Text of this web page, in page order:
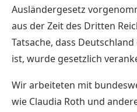
Ausländergesetz
aus der Zeit des Dritten
Tatsache, dass
ist, wurde gesetzlich
Wir arbeiteten mit
wie Claudia Roth und